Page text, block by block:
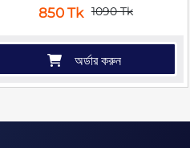
850 Tk 1090 Tk
অর্ডার করুন